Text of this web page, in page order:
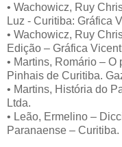
• Wachowicz, Ruy
Luz - Curitiba: Gráfica
• Wachowicz, Ruy
Edição – Gráfica
• Martins, Romário –
Pinhais de Curitiba.
• Martins, História do
Ltda.
• Leão, Ermelino –
Paranaense – Curitiba.